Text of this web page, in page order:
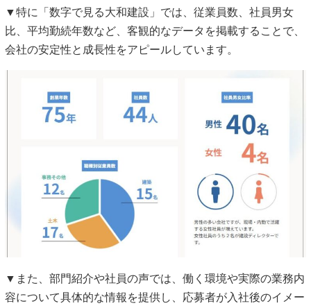
▼特に「数字で見る大和建設」では、従業員数、社員男女
比、平均勤続年数など、客観的なデータを掲載することで、
会社の安定性と成長性をアピールしています。
▼また、部門紹介や社員の声では、働く環境や実際の業務内
容について具体的な情報を提供し、応募者が入社後のイメー